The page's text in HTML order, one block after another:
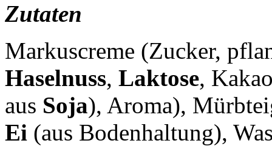
Zutaten
Markuscreme (Zucker,
Haselnuss, Laktose,
aus Soja), Aroma),
Ei (aus Bodenhaltung),